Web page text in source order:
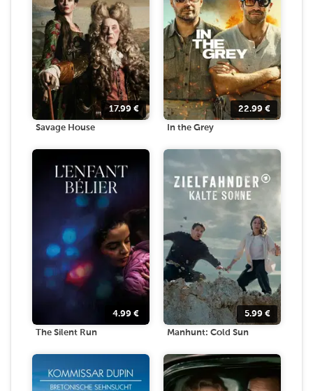
17.99 €
Savage House
22.99 €
In the Grey
4.99 €
The Silent Run
5.99 €
Manhunt: Cold Sun